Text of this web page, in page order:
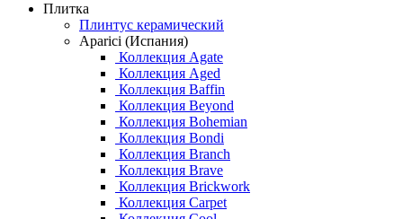
Плитка
Плинтус керамический
Aparici (Испания)
Коллекция Agate
Коллекция Aged
Коллекция Baffin
Коллекция Beyond
Коллекция Bohemian
Коллекция Bondi
Коллекция Branch
Коллекция Brave
Коллекция Brickwork
Коллекция Carpet